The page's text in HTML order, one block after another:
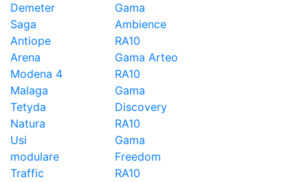
Demeter
Saga
Antiope
Arena
Modena 4
Malaga
Tetyda
Natura
Usi
modulare
Traffic
Gama
Ambience
RA10
Gama Arteo
RA10
Gama
Discovery
RA10
Gama
Freedom
RA10